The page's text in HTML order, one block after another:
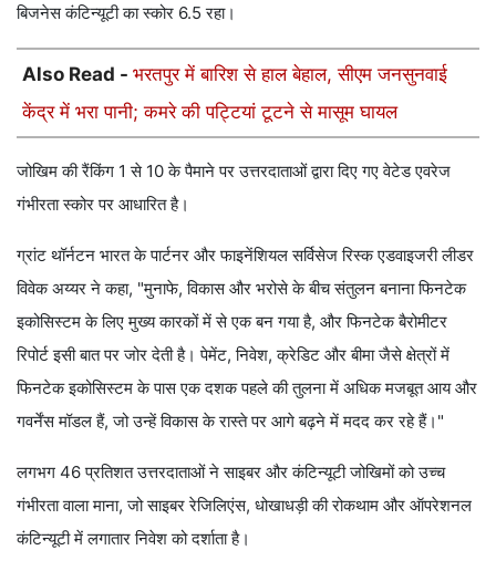
बिजनेस कंटिन्यूटी का स्कोर 6.5 रहा।
Also Read - भरतपुर में बारिश से हाल बेहाल, सीएम जनसुनवाई
केंद्र में भरा पानी; कमरे की पट्टियां टूटने से मासूम घायल
जोखिम की रैंकिंग 1 से 10 के पैमाने पर उत्तरदाताओं द्वारा दिए गए वेटेड एवरेज
गंभीरता स्कोर पर आधारित है।
ग्रांट थॉर्नटन भारत के पार्टनर और फाइनेंशियल सर्विसेज रिस्क एडवाइजरी लीडर
विवेक अय्यर ने कहा, "मुनाफे, विकास और भरोसे के बीच संतुलन बनाना फिनटेक
इकोसिस्टम के लिए मुख्य कारकों में से एक बन गया है, और फिनटेक बैरोमीटर
रिपोर्ट इसी बात पर जोर देती है। पेमेंट, निवेश, क्रेडिट और बीमा जैसे क्षेत्रों में
फिनटेक इकोसिस्टम के पास एक दशक पहले की तुलना में अधिक मजबूत आय और
गवर्नेंस मॉडल हैं, जो उन्हें विकास के रास्ते पर आगे बढ़ने में मदद कर रहे हैं।"
लगभग 46 प्रतिशत उत्तरदाताओं ने साइबर और कंटिन्यूटी जोखिमों को उच्च
गंभीरता वाला माना, जो साइबर रेजिलिएंस, धोखाधड़ी की रोकथाम और ऑपरेशनल
कंटिन्यूटी में लगातार निवेश को दर्शाता है।